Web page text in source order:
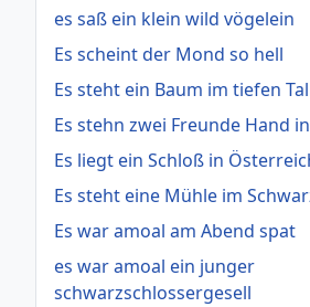
es saß ein klein wild vögelein
Es scheint der Mond so hell
Es steht ein Baum im tiefen Tal
Es stehn zwei Freunde Hand
Es liegt ein Schloß in
Es steht eine Mühle im
Es war amoal am Abend spat
es war amoal ein junger
schwarzschlossergesell